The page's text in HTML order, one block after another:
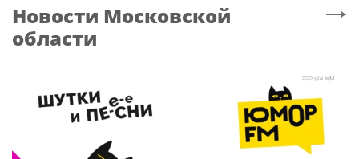
Новости Московской
области